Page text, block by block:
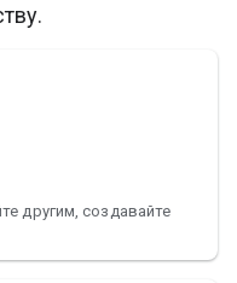
другим, создавайте